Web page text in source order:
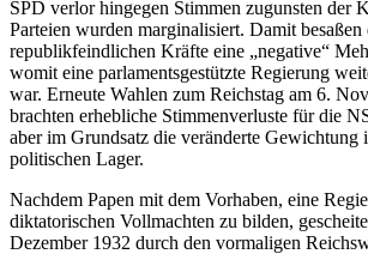
SPD verlor hingegen Stimmen zugunsten der
Parteien wurden marginalisiert. Damit besaßen
republikfeindlichen Kräfte eine „negative“
womit eine parlamentsgestützte Regierung
war. Erneute Wahlen zum Reichstag am 6.
brachten erhebliche Stimmenverluste für die
aber im Grundsatz die veränderte Gewichtung
politischen Lager.
Nachdem Papen mit dem Vorhaben, eine
diktatorischen Vollmachten zu bilden,
Dezember 1932 durch den vormaligen